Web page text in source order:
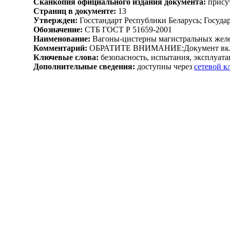
Страниц в документе: 13
Утвержден: Госстандарт Республики Беларусь;
Обозначение: СТБ ГОСТ Р 51659-2001
Наименование: Вагоны-цистерны магистральных
Комментарий: ОБРАТИТЕ ВНИМАНИЕ:Документ
Ключевые слова: безопасность, испытания,
Дополнительные сведения: доступны через сетевой